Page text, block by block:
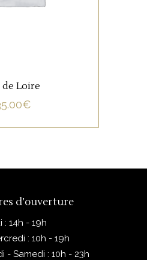
de Loire
€
d’ouverture
: 14h - 19h
: 10h - 19h
- Samedi : 10h - 23h